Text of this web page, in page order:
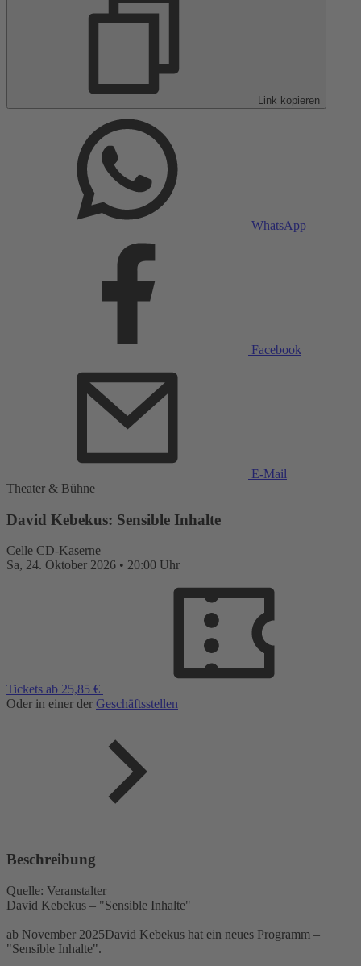
Link kopieren
WhatsApp
Facebook
E-Mail
Theater & Bühne
David Kebekus: Sensible Inhalte
Celle CD-Kaserne
Sa, 24. Oktober 2026 • 20:00 Uhr
Tickets ab 25,85 €
Oder in einer der Geschäftsstellen
Beschreibung
Quelle: Veranstalter
David Kebekus – "Sensible Inhalte"
ab November 2025David Kebekus hat ein neues Programm –
"Sensible Inhalte".